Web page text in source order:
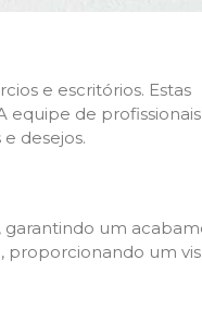
e escritórios. Estas
equipe de
desejos.
garantindo um
proporcionando um